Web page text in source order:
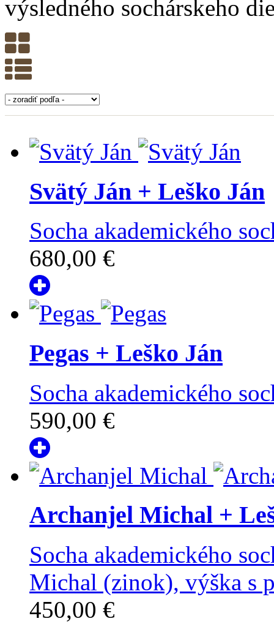
výsledného sochárskeho
Svätý Ján + Leško Ján
Socha akademického
680,00 €
Pegas + Leško Ján
Socha akademického
590,00 €
Archanjel Michal +
Socha akademického
Michal (zinok), výška s
450,00 €